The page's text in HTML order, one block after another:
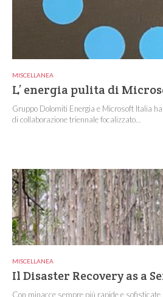
MISCELLANEA
L’ energia pulita di
Gruppo Dolomiti Energia e Microsoft Italia
di collaborazione triennale focalizzato...
MISCELLANEA
Il Disaster Recovery as a
Con minacce sempre più rapide e